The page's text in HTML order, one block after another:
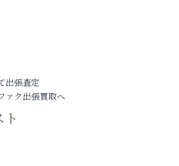
出張査定
ァク出張買取へ